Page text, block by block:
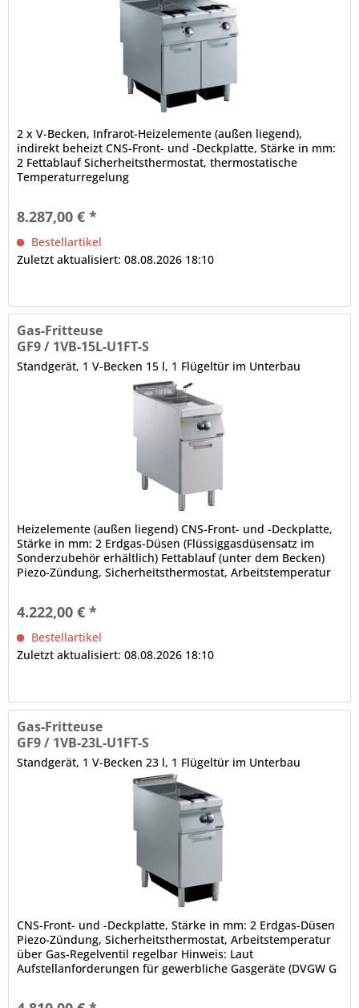
2 x V-Becken, Infrarot-Heizelemente (außen liegend),
indirekt beheizt CNS-Front- und -Deckplatte, Stärke in mm:
2 Fettablauf Sicherheitsthermostat, thermostatische
Temperaturregelung
8.287,00 € *
Bestellartikel
Zuletzt aktualisiert: 08.08.2026 18:10
Gas-Fritteuse
GF9 / 1VB-15L-U1FT-S
Standgerät, 1 V-Becken 15 l, 1 Flügeltür im Unterbau
Heizelemente (außen liegend) CNS-Front- und -Deckplatte,
Stärke in mm: 2 Erdgas-Düsen (Flüssiggasdüsensatz im
Sonderzubehör erhältlich) Fettablauf (unter dem Becken)
Piezo-Zündung, Sicherheitsthermostat, Arbeitstemperatur
4.222,00 € *
Bestellartikel
Zuletzt aktualisiert: 08.08.2026 18:10
Gas-Fritteuse
GF9 / 1VB-23L-U1FT-S
Standgerät, 1 V-Becken 23 l, 1 Flügeltür im Unterbau
CNS-Front- und -Deckplatte, Stärke in mm: 2 Erdgas-Düsen
Piezo-Zündung, Sicherheitsthermostat, Arbeitstemperatur
über Gas-Regelventil regelbar Hinweis: Laut
Aufstellanforderungen für gewerbliche Gasgeräte (DVGW G